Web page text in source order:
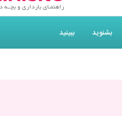
بشنوید ببینید